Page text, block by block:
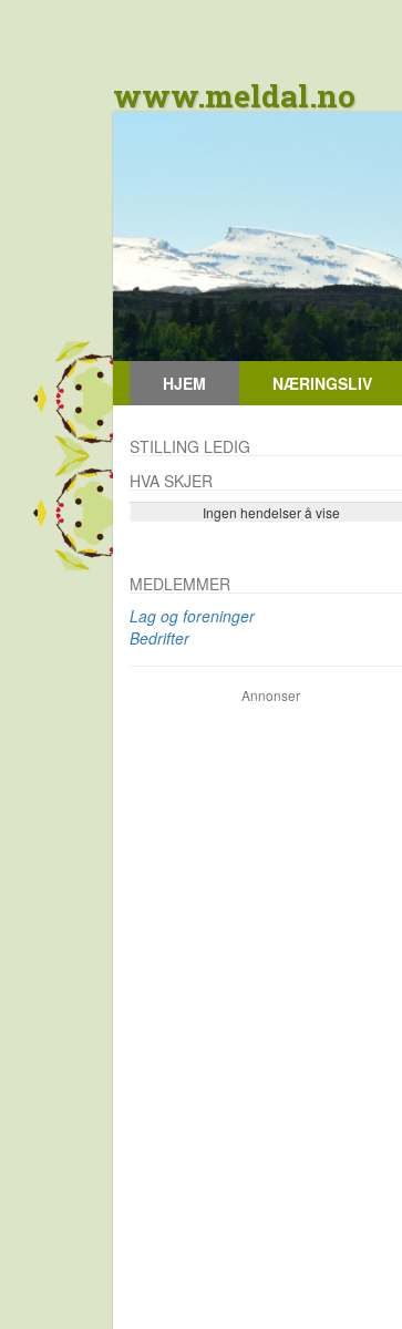
www.meldal.no
HJEM NÆRINGSLIV
STILLING LEDIG
HVA SKJER
Ingen hendelser å vise
Se flere…
MEDLEMMER
Lag og foreninger
Bedrifter
Annonser